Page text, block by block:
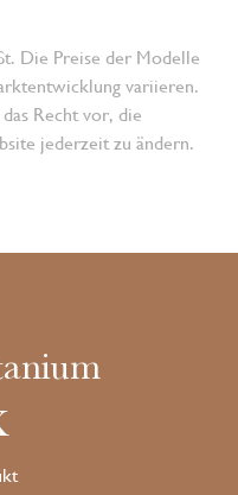
Die Preise der Modelle
variieren.
Recht vor, die
jederzeit zu ändern.